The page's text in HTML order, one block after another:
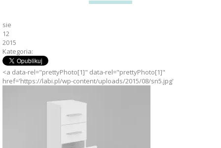
sie
12
2015
Kategoria:
<a data-rel="prettyPhoto[1]" data-rel="prettyPhoto[1]"
href='https://labi.pl/wp-content/uploads/2015/08/sn5.jpg'